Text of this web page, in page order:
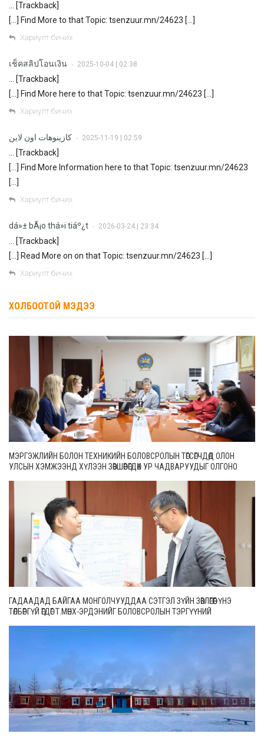
… [Trackback]
[…] Find More to that Topic: tsenzuur.mn/24623 […]
Хариулт бичих
เช็คสลิปโอนเงิน • 2025-10-04 | 02:38
… [Trackback]
[…] Find More here to that Topic: tsenzuur.mn/24623 […]
Хариулт бичих
كازينوهات اون لاين • 2025-11-19 | 02:59
… [Trackback]
[…] Find More Information here to that Topic: tsenzuur.mn/24623
[…]
Хариулт бичих
dá»± bÃ¡o thá»i tiáº¿t • 2026-03-24 | 23:34
… [Trackback]
[…] Read More on on that Topic: tsenzuur.mn/24623 […]
Хариулт бичих
ХОЛБООТОЙ МЭДЭЭ
МЭРГЭЖЛИЙН БОЛОН ТЕХНИКИЙН БОЛОВСРОЛЫН ТӨГСӨГЧДӨД ОЛОН
УЛСЫН ХЭМЖЭЭНД ХҮЛЭЭН ЗӨВШӨӨРӨГДӨХ УР ЧАДВАРУУДЫГ ОЛГОНО
ГАДААДАД БАЙГАА МОНГОЛЧУУДДАА СЭТГЭЛ ЗҮЙН ЗӨВЛӨГӨӨГ ҮНЭ
ТӨЛБӨРГҮЙ ӨГДӨГ Т.МӨНХ-ЭРДЭНИЙГ БОЛОВСРОЛЫН ТЭРГҮҮНИЙ